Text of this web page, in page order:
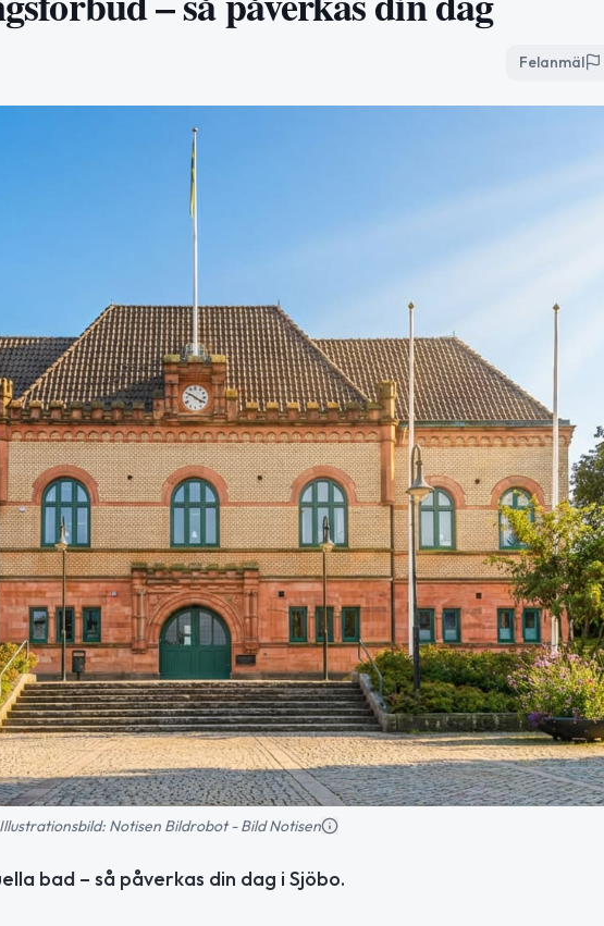
Felanmäl
Illustrationsbild: Notisen Bildrobot - Bild Notisen
bad – så påverkas din dag i Sjöbo.